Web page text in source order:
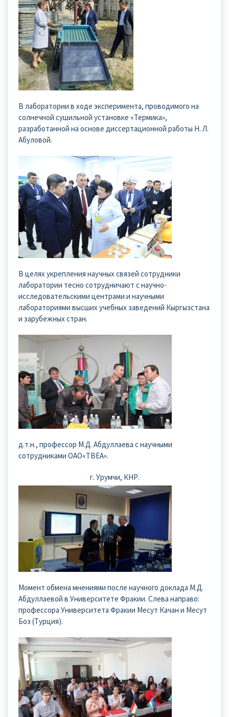
В лаборатории в ходе эксперимента, проводимого на
солнечной сушильной установке «Термика»,
разработанной на основе диссертационной работы Н. Л.
Абуловой.
В целях укрепления научных связей сотрудники
лаборатории тесно сотрудничают с научно-
исследовательскими центрами и научными
лабораториями высших учебных заведений Кыргызстана
и зарубежных стран.
д.т.н., профессор М.Д. Абдуллаева с научными
сотрудниками ОАО«ТВЕА».
г. Урумчи, КНР.
Момент обмена мнениями после научного доклада М.Д.
Абдуллаевой в Университете Фракии. Слева направо:
профессора Университета Фракии Месут Качан и Месут
Боз (Турция).